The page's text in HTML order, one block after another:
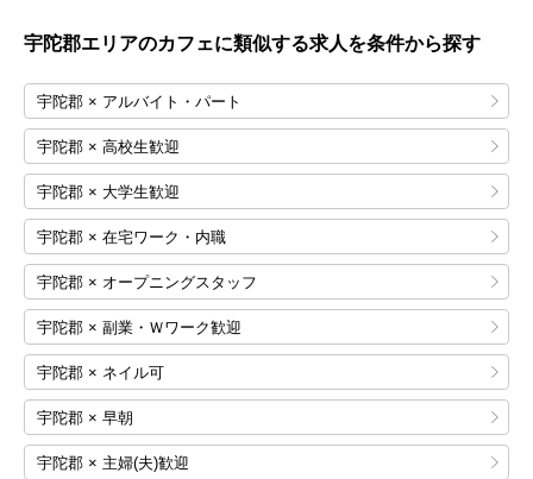
宇陀郡エリアのカフェに類似する求人を条件から探す
宇陀郡 × アルバイト・パート
宇陀郡 × 高校生歓迎
宇陀郡 × 大学生歓迎
宇陀郡 × 在宅ワーク・内職
宇陀郡 × オープニングスタッフ
宇陀郡 × 副業・Ｗワーク歓迎
宇陀郡 × ネイル可
宇陀郡 × 早朝
宇陀郡 × 主婦(夫)歓迎